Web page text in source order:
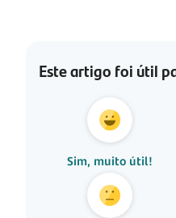
Este artigo foi útil
Sim, muito útil!